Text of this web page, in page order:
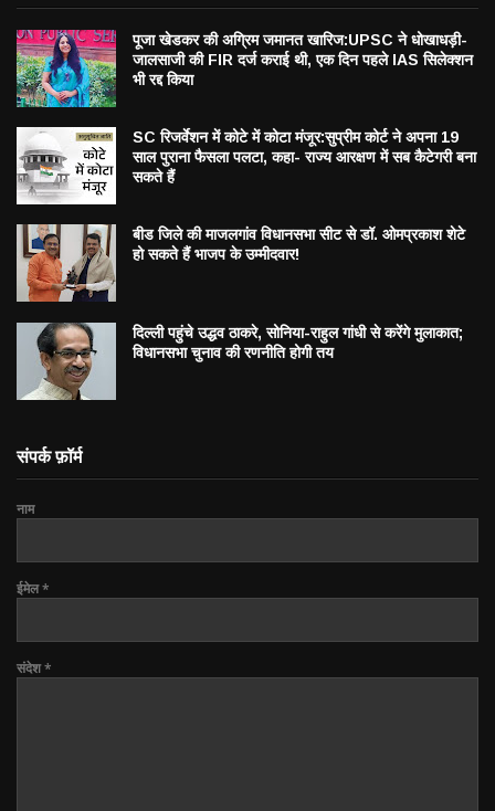
पूजा खेडकर की अग्रिम जमानत खारिज:UPSC ने धोखाधड़ी-
जालसाजी की FIR दर्ज कराई थी, एक दिन पहले IAS सिलेक्शन
भी रद्द किया
SC रिजर्वेशन में कोटे में कोटा मंजूर:सुप्रीम कोर्ट ने अपना 19
साल पुराना फैसला पलटा, कहा- राज्य आरक्षण में सब कैटेगरी बना
सकते हैं
बीड जिले की माजलगांव विधानसभा सीट से डॉ. ओमप्रकाश शेटे
हो सकते हैं भाजप के उम्मीदवार!
दिल्ली पहुंचे उद्धव ठाकरे, सोनिया-राहुल गांधी से करेंगे मुलाकात;
विधानसभा चुनाव की रणनीति होगी तय
संपर्क फ़ॉर्म
नाम
ईमेल*
संदेश*